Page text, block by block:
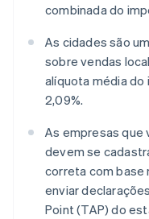
combinada do
As cidades são
sobre vendas
alíquota média
2,09%.
As empresas que
devem se
correta com base
enviar
Point (TAP) do